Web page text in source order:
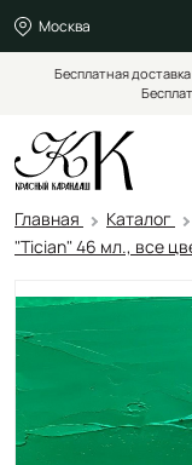
Москва
Бесплатная
Главная Каталог
"Tician" 46 мл., все